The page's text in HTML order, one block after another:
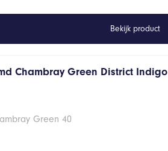
Bekijk product
Chambray Green District Indigo
Green 40